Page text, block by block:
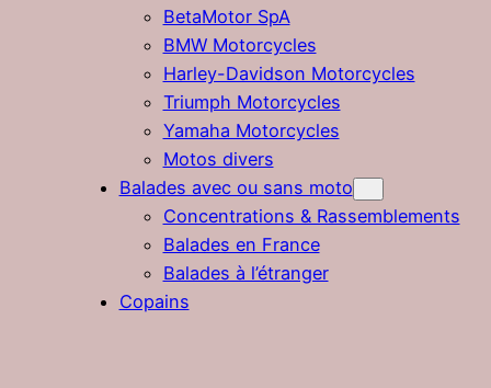
BetaMotor SpA
BMW Motorcycles
Harley-Davidson Motorcycles
Triumph Motorcycles
Yamaha Motorcycles
Motos divers
Balades avec ou sans moto
Concentrations & Rassemblements
Balades en France
Balades à l’étranger
Copains